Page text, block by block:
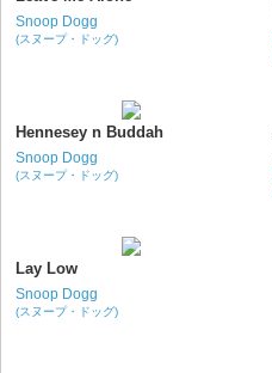
Snoop Dogg
(スヌープ・ドッグ)
Hennesey n Buddah
Snoop Dogg
(スヌープ・ドッグ)
Lay Low
Snoop Dogg
(スヌープ・ドッグ)